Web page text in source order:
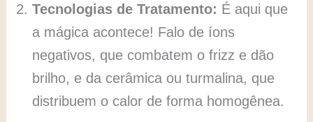
Tecnologias de Tratamento: É aqui que
a mágica acontece! Falo de íons
negativos, que combatem o frizz e dão
brilho, e da cerâmica ou turmalina, que
distribuem o calor de forma homogênea.